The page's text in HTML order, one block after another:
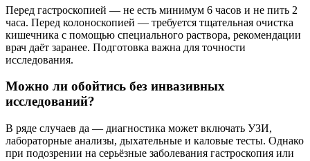
Перед гастроскопией — не есть минимум 6 часов и не пить 2
часа. Перед колоноскопией — требуется тщательная очистка
кишечника с помощью специального раствора, рекомендации
врач даёт заранее. Подготовка важна для точности
исследования.
Можно ли обойтись без инвазивных
исследований?
В ряде случаев да — диагностика может включать УЗИ,
лабораторные анализы, дыхательные и каловые тесты. Однако
при подозрении на серьёзные заболевания гастроскопия или